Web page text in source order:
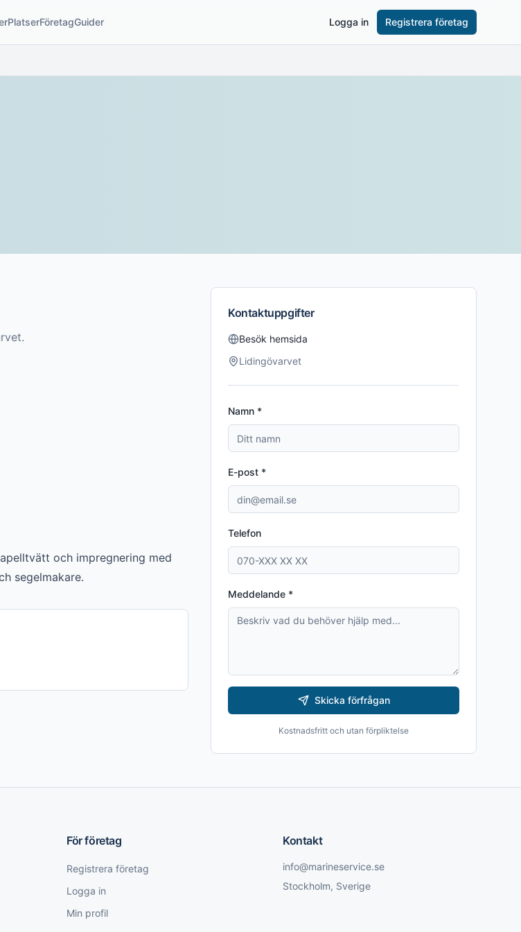
PlatserFöretagGuider Logga in Registrera företag
och impregnering med
segelmakare.
Kontaktuppgifter
Besök hemsida
Lidingövarvet
Namn *
E-post *
Telefon
Meddelande *
Skicka förfrågan
Kostnadsfritt och utan förpliktelse
För företag
Registrera företag
Logga in
Min profil
Kontakt
info@marineservice.se
Stockholm, Sverige